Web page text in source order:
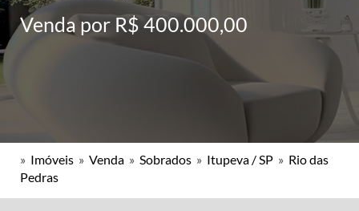
Venda por R$ 400.000,00
» Imóveis » Venda » Sobrados » Itupeva / SP » Rio das
Pedras